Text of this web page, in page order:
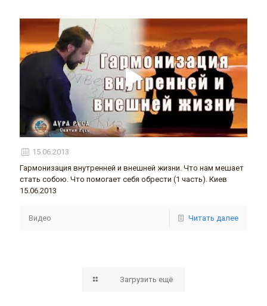
15.06.2013
Гармонизация внутренней и внешней жизни. Что нам мешает
стать собою. Что помогает себя обрести (1 часть). Киев
15.06.2013
Видео Читать далее
Загрузить ещё